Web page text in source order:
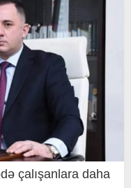
çalışanlara daha